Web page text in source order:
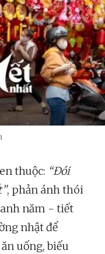
thuộc: “Đói
, phản ánh thói
năm - tiết
nhật để
uống, biếu